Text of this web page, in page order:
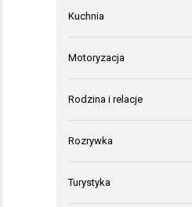
Kuchnia
Motoryzacja
Rodzina i relacje
Rozrywka
Turystyka